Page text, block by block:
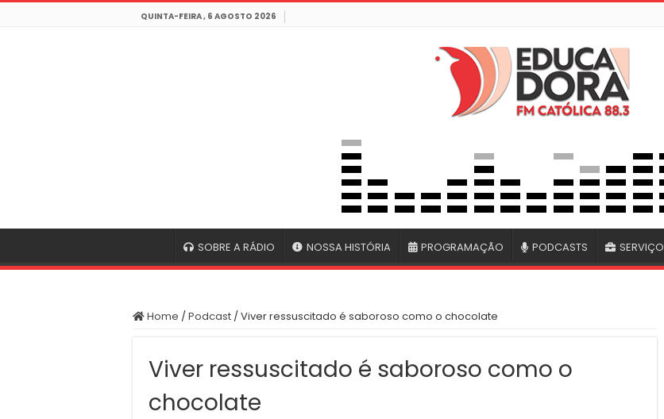
QUINTA-FEIRA , 6 AGOSTO 2026
SOBRE A RÁDIO NOSSA HISTÓRIA PROGRAMAÇÃO PODCASTS SERVIÇO
Home /Podcast /Viver ressuscitado é saboroso como o chocolate
Viver ressuscitado é saboroso como o
chocolate